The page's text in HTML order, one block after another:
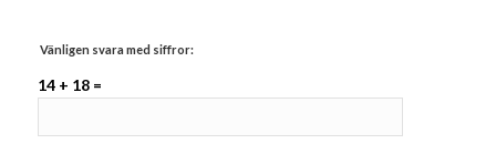
Vänligen svara med siffror:
14 + 18 =